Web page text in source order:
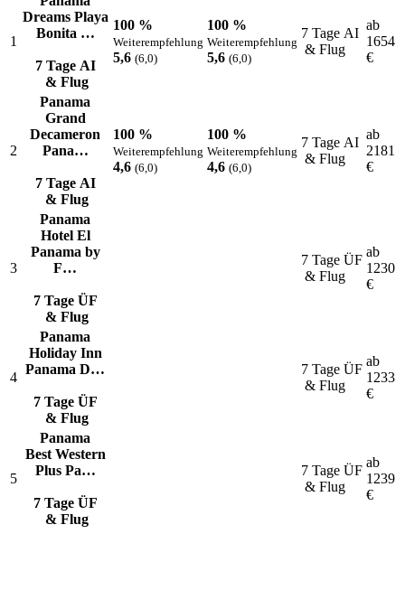
1
Dreams Playa
Bonita …
7 Tage AI
& Flug
100 %
Weiterempfehlung
5,6 (6,0)
100 %
Weiterempfehlung
5,6 (6,0)
7 Tage AI
& Flug
ab
1654
€
2
Panama
Grand
Decameron
Pana…
7 Tage AI
& Flug
100 %
Weiterempfehlung
4,6 (6,0)
100 %
Weiterempfehlung
4,6 (6,0)
7 Tage AI
& Flug
ab
2181
€
3
Panama
Hotel El
Panama by
F…
7 Tage ÜF
& Flug
7 Tage ÜF
& Flug
ab
1230
€
4
Panama
Holiday Inn
Panama D…
7 Tage ÜF
& Flug
7 Tage ÜF
& Flug
ab
1233
€
5
Panama
Best Western
Plus Pa…
7 Tage ÜF
& Flug
7 Tage ÜF
& Flug
ab
1239
€